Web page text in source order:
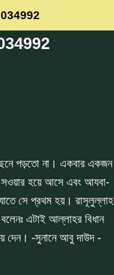
পড়তো না। একবার একজন
হয়ে আসে এবং আযবা-
সে প্রথম হয়। রাসূলুল্লাহ
এটাই আল্লাহর বিধান
দেন। -সুনানে আবু দাউদ -